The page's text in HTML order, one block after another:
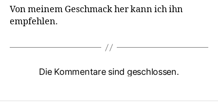
Von meinem Geschmack her kann ich ihn
empfehlen.
Die Kommentare sind geschlossen.